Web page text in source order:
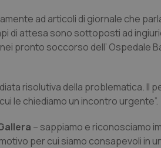
ad articoli di giornale che
di attesa sono sottoposti ad
pronto soccorso dell’ Ospedale
risolutiva della problematica. Il
le chiediamo un incontro urgente”.
– sappiamo e riconosciamo
per cui siamo consapevoli in